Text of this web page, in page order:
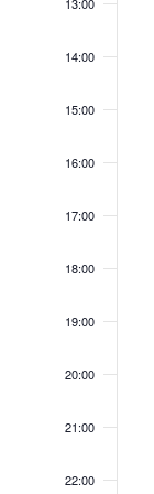
14:00
15:00
16:00
17:00
18:00
19:00
20:00
21:00
22:00